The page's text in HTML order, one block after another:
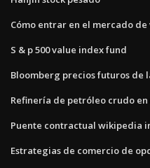
Cómo entrar en el mercado
S & p 500 value index fund
Bloomberg precios futuros de
Refinería de petróleo crudo
Puente contractual wikipedia
Estrategias de comercio de